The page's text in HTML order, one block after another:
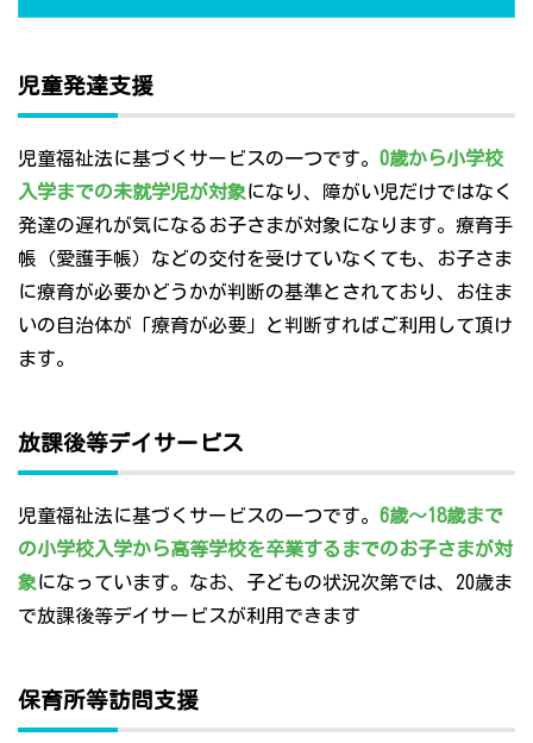
児童発達支援
児童福祉法に基づくサービスの一つです。 0歳から小学校
入学までの未就学児が対象になり、障がい児だけではなく
発達の遅れが気になるお子さまが対象になります。療育手
帳（愛護手帳）などの交付を受けていなくても、お子さま
に療育が必要かどうかが判断の基準とされており、お住ま
いの自治体が「療育が必要」と判断すればご利用して頂け
ます。
放課後等デイサービス
児童福祉法に基づくサービスの一つです。 6歳～18歳まで
の小学校入学から高等学校を卒業するまでのお子さまが対
象になっています。なお、子どもの状況次第では、20歳ま
で放課後等デイサービスが利用できます
保育所等訪問支援